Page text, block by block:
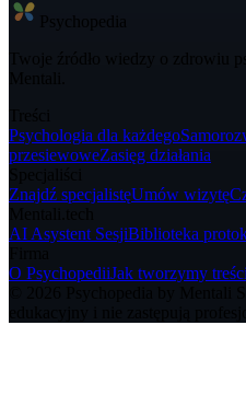
Psycho pedia
Psychologia dla każdego
przesiewoweZasięg działania
Znajdź specjalistęUmów wizytę
AI Asystent SesjiBiblioteka
O PsychopediiJak tworzymy treści